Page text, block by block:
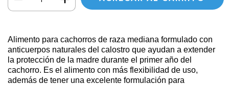
Alimento para cachorros de raza mediana formulado con
anticuerpos naturales del calostro que ayudan a extender
la protección de la madre durante el primer año del
cachorro. Es el alimento con más flexibilidad de uso,
además de tener una excelente formulación para